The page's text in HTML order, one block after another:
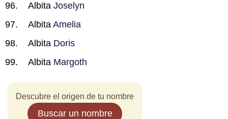
Albita Joselyn
Albita Amelia
Albita Doris
Albita Margoth
Descubre el origen de tu nombre
Buscar un nombre